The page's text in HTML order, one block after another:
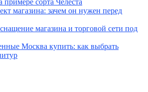
примере сорта Челеста
магазина: зачем он нужен перед
магазина и торговой сети под
Москва купить: как выбрать